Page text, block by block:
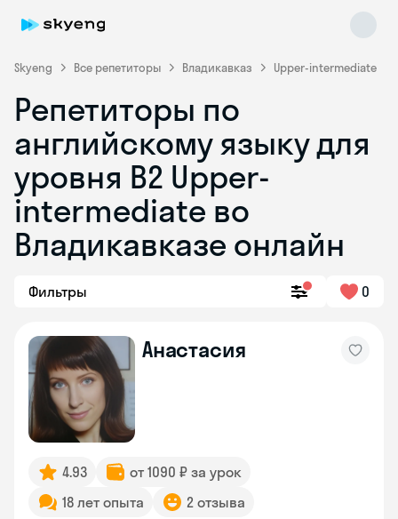
Skyeng Все репетиторы Владикавказ Upper-intermediate
Репетиторы по
английскому языку для
уровня B2 Upper-
intermediate во
Владикавказе онлайн
Фильтры 0
Анастасия
4.93
от 1090 ₽ за урок
18 лет опыта
2 отзыва
online